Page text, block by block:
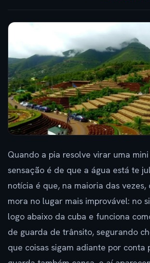
Quando a pia resolve virar uma mini
sensação é de que a água está te
notícia é que, na maioria das vezes,
mora no lugar mais improvável: no
logo abaixo da cuba e funciona
de guarda de trânsito, segurando
que coisas sigam adiante por conta